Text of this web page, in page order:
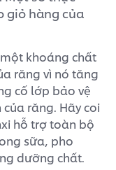
giỏ hàng của
khoáng chất
răng vì nó tăng
cố lớp bảo vệ
răng. Hãy coi
hỗ trợ toàn bộ
sữa, pho
dưỡng chất.